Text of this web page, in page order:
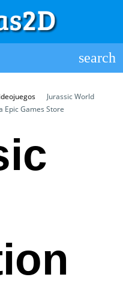
Jurassic World
Epic Games Store